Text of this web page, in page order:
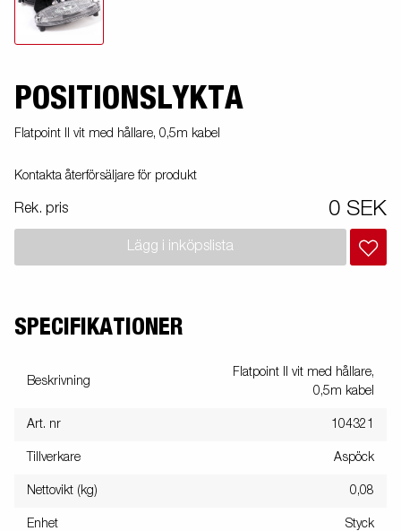
POSITIONSLYKTA
Flatpoint II vit med hållare, 0,5m kabel
Kontakta återförsäljare för produkt
Rek. pris 0 SEK
Lägg i inköpslista
SPECIFIKATIONER
Beskrivning
Flatpoint II vit med hållare,
0,5m kabel
Art. nr 104321
Tillverkare Aspöck
Nettovikt (kg) 0,08
Enhet Styck